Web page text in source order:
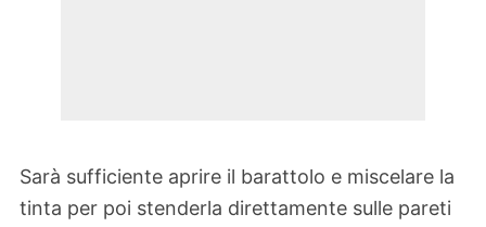
Sarà sufficiente aprire il barattolo e miscelare la
tinta per poi stenderla direttamente sulle pareti